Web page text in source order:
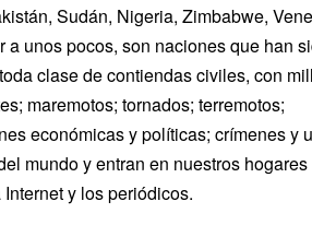
Sudán, Nigeria, Zimbabwe,
unos pocos, son naciones que han
clase de contiendas civiles, con
maremotos; tornados; terremotos;
económicas y políticas; crímenes y
mundo y entran en nuestros
y los periódicos.